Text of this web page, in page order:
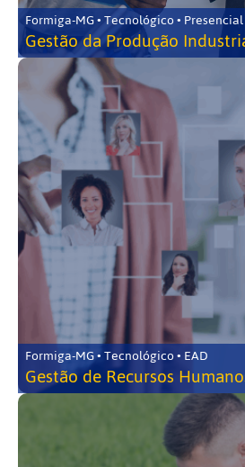
Formiga-MG • Tecnológico • Presencial
Gestão da Produção
Formiga-MG • Tecnológico • EAD
Gestão de Recursos